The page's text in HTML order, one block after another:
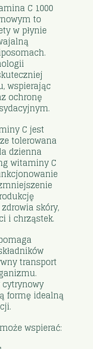
C 1000
to
w płynie
wspierając
ochronę
C jest
tolerowana
dzienna
witaminy C
skóry,
i chrząstek.
transport
formę idealną
wspierać: